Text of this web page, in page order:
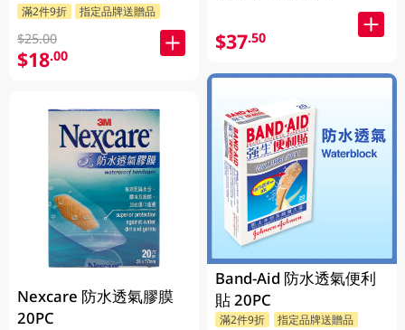
滿2件9折 指定品牌送贈品
$25.00
$18.00
Nexcare 防水透氣膠膜
20PC
$37.50
Band-Aid 防水透氣便利
貼 20PC
滿2件9折 指定品牌送贈品